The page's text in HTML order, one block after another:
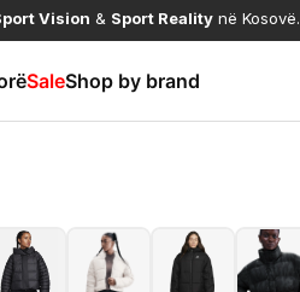
Vision & Sport Reality në Kosovë.
SaleShop by brand